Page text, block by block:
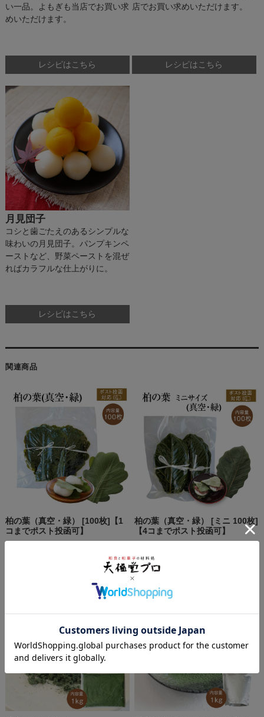
い一品。よもぎも当店でお買い求
めいただけます。
レシピはこちら
店でお買い求めいただけます。
レシピはこちら
月見団子
コシと歯ごたえのあるシンプルな
味わいの月見団子。パンプキンペ
ーストなど、野菜ペーストを混ぜ
ればカラフルな仕上がりに。
レシピはこちら
関連商品
柏の葉（真空・緑） [100枚]【1
コまでポスト投函可】
パック
柏の葉（真空・緑） [ミニ 100枚]
【4コまでポスト投函可】
(税込 ¥1,320)